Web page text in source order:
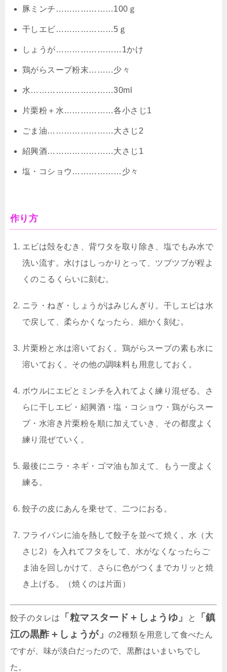
豚ミンチ…………………100ｇ
干しエビ…………………5ｇ
しょうが……………………1かけ
鶏がらスープ粉末………少々
水…………………………30ml
片栗粉＋水………………各小さじ1
ごま油……………………大さじ2
紹興酒……………………大さじ1
塩・コショウ………………少々
作り方
エビは殻をむき、背ワタを取り除き、塩でもみ水で
洗い流す。水けはしっかりとって、ツブツブが程よ
くのこるくらいに刻む。
ニラ・ねぎ・しょうがはみじんぎり。干しエビは水
で戻して、柔らかくなったら、細かく刻む。
片栗粉と水は溶いておく。鶏がらスープの素も水に
溶いておく。その他の調味料も用意しておく。
ボウルにエビとミンチを入れてよく練り混ぜる。さ
らに干しエビ・紹興酒・塩・コショウ・鶏がらスー
プ・水溶き片栗粉を順に加えていき、その都度よく
練り混ぜていく。
最後にニラ・ネギ・ゴマ油も加えて、もう一度よく
練る。
餃子の皮にあんを乗せて、二つにおる。
フライパンに油を熱して餃子を並べて焼く。水（大
さじ2）を入れてフタをして、水がなくなったらご
ま油を回しかけて、さらに色がつくまでカリッと焼
き上げる。（焼くのは片面）
餃子のタレは 「粒マスタード＋しょうゆ」 と
「鎮
江の黒酢＋しょうが」 の2種類を用意して食べたん
ですが、味が淡白だったので、黒酢はいまいちでし
た。